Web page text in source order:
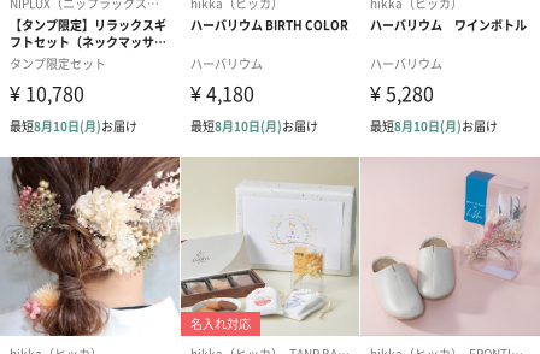
・一点ずつ手作りであり、自然のものを使用しているため色合い
や形には個体差があります。
また、実物に近い色の写真を使用しておりますが、ご使用の液晶
画面により実物の色と異なって見える場合がございます。
「hikka（ヒッカ）」
2017年に「花を味方に」をブランドメッセージに誕生した、舞い
上がる花びらのようにひとりひとりの飛躍を願うお花のプロダク
トブランドです。ハーバリウムを中心に、お花にまつわるインテ